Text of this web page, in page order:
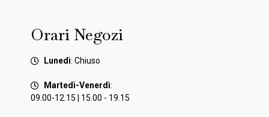
Orari Negozi
Lunedì: Chiuso
Martedì-Venerdì:
09.00-12.15 | 15.00 - 19.15